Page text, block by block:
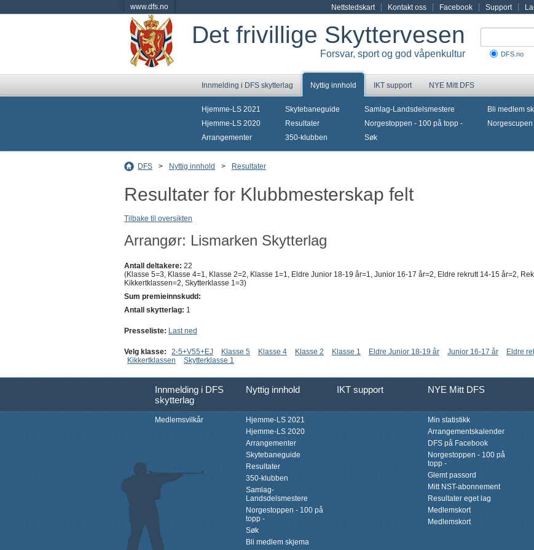
www.dfs.no Nettstedskart Kontakt oss Facebook Support
Det frivillige Skyttervesen
Forsvar, sport og god våpenkultur DFS.no
Innmelding i DFS skytterlag Nyttig innhold IKT support NYE Mitt DFS
Hjemme-LS 2021
Hjemme-LS 2020
Arrangementer
Skytebaneguide
Resultater
350-klubben
Samlag-Landsdelsmestere
Norgestoppen - 100 på topp -
Søk
Bli medlem
Norgescupen
DFS > Nyttig innhold > Resultater
Resultater for Klubbmesterskap felt
Tilbake til oversikten
Arrangør: Lismarken Skytterlag
Antall deltakere: 22
(Klasse 5=3, Klasse 4=1, Klasse 2=2, Klasse 1=1, Eldre Junior 18-19 år=1, Junior 16-17 år=2, Eldre rekrutt 14-15 år=2,
Kikkertklassen=2, Skytterklasse 1=3)
Sum premieinnskudd:
Antall skytterlag: 1
Presseliste: Last ned
Velg klasse: 2-5+V55+EJ Klasse 5 Klasse 4 Klasse 2 Klasse 1 Eldre Junior 18-19 år Junior 16-17 år Eldre
Kikkertklassen
Skytterklasse 1
Innmelding i DFS
skytterlag
Nyttig innhold IKT support NYE Mitt DFS
Medlemsvilkår
Hjemme-LS 2021
Hjemme-LS 2020
Arrangementer
Skytebaneguide
Resultater
350-klubben
Samlag-
Landsdelsmestere
Norgestoppen - 100 på
topp -
Søk
Bli medlem skjema
Min statistikk
Arrangementskalender
DFS på Facebook
Norgestoppen - 100 på
topp -
Glemt passord
Mitt NST-abonnement
Resultater eget lag
Medlemskort
Medlemskort